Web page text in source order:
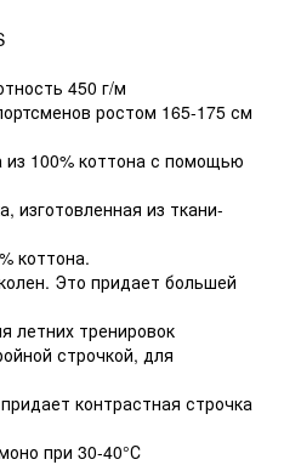
450 г/м
ростом 165-175 см
из 100% коттона с помощью
изготовленная из ткани-
коттона.
Это придает большей
летних тренировок
строчкой, для
контрастная строчка
при 30-40°С